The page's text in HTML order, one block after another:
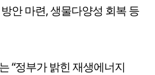
안 마련, 생물다양성 회복 등
“정부가 밝힌 재생에너지